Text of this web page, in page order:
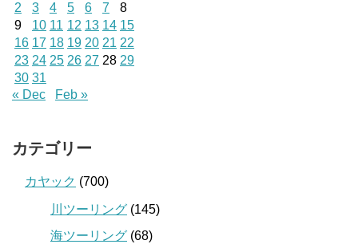
2
3 4 5 6 7
8
9
10 11 12 13 14 15
16 17 18 19 20 21 22
23 24 25 26 27 28 29
30 31
« Dec
Feb »
カテゴリー
カヤック (700)
川ツーリング (145)
海ツーリング (68)